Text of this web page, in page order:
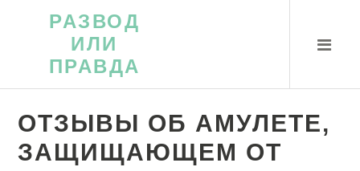
РАЗВОД
ИЛИ
ПРАВДА
ОТЗЫВЫ ОБ АМУЛЕТЕ,
ЗАЩИЩАЮЩЕМ ОТ